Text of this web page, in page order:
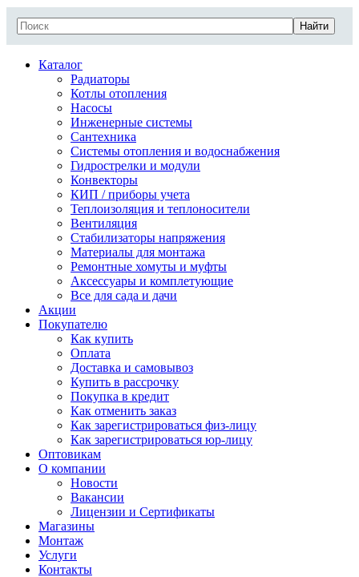
Найти
Каталог
Радиаторы
Котлы отопления
Насосы
Инженерные системы
Сантехника
Системы отопления и водоснабжения
Гидрострелки и модули
Конвекторы
КИП / приборы учета
Теплоизоляция и теплоносители
Вентиляция
Стабилизаторы напряжения
Материалы для монтажа
Ремонтные хомуты и муфты
Аксессуары и комплетующие
Все для сада и дачи
Акции
Покупателю
Как купить
Оплата
Доставка и самовывоз
Купить в рассрочку
Покупка в кредит
Как отменить заказ
Как зарегистрироваться физ-лицу
Как зарегистрироваться юр-лицу
Оптовикам
О компании
Новости
Вакансии
Лицензии и Сертификаты
Магазины
Монтаж
Услуги
Контакты